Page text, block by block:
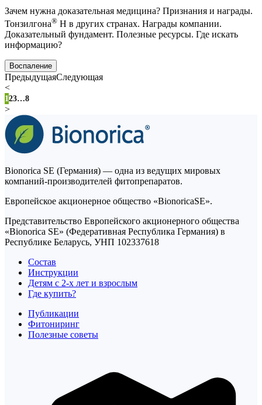
Зачем нужна доказательная медицина? Признания и награды.
Тонзилгона® Н в других странах. Награды компании.
Доказательный фундамент. Полезные ресурсы. Где искать
информацию?
Воспаление
ПредыдущаяСледующая
<
1 23…8
>
Bionorica SE (Германия) — одна из ведущих мировых
компаний-производителей фитопрепаратов.
Европейское акционерное общество «BionoricaSE».
Представительство Европейского акционерного общества
«Bionorica SE» (Федеративная Республика Германия) в
Республике Беларусь, УНП 102337618
Состав
Инструкции
Детям с 2-х лет и взрослым
Где купить?
Публикации
Фитониринг
Полезные советы